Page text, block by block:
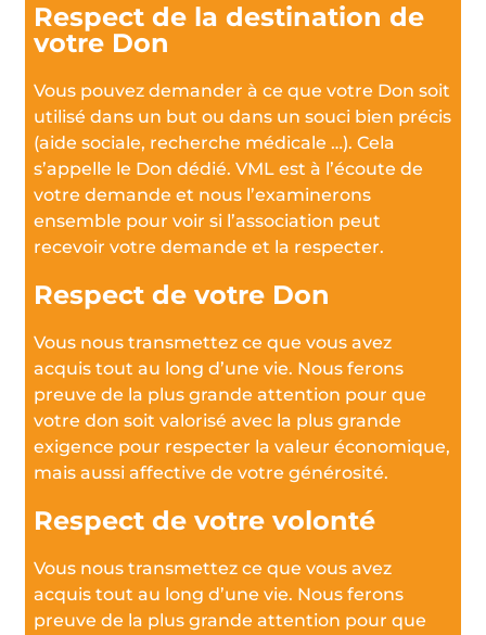
Respect de la destination de
votre Don
Vous pouvez demander à ce que votre Don soit
utilisé dans un but ou dans un souci bien précis
(aide sociale, recherche médicale …). Cela
s’appelle le Don dédié. VML est à l’écoute de
votre demande et nous l’examinerons
ensemble pour voir si l’association peut
recevoir votre demande et la respecter.
Respect de votre Don
Vous nous transmettez ce que vous avez
acquis tout au long d’une vie. Nous ferons
preuve de la plus grande attention pour que
votre don soit valorisé avec la plus grande
exigence pour respecter la valeur économique,
mais aussi affective de votre générosité.
Respect de votre volonté
Vous nous transmettez ce que vous avez
acquis tout au long d’une vie. Nous ferons
preuve de la plus grande attention pour que